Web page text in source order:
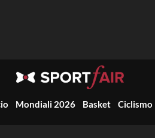
Mondiali 2026 Basket Ciclismo